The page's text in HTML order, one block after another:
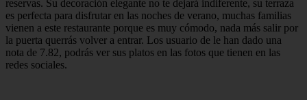
reservas. Su decoración elegante no te dejará indiferente, su terraza
es perfecta para disfrutar en las noches de verano, muchas familias
vienen a este restaurante porque es muy cómodo, nada más salir por
la puerta querrás volver a entrar. Los usuario de le han dado una
nota de 7.82, podrás ver sus platos en las fotos que tienen en las
redes sociales.